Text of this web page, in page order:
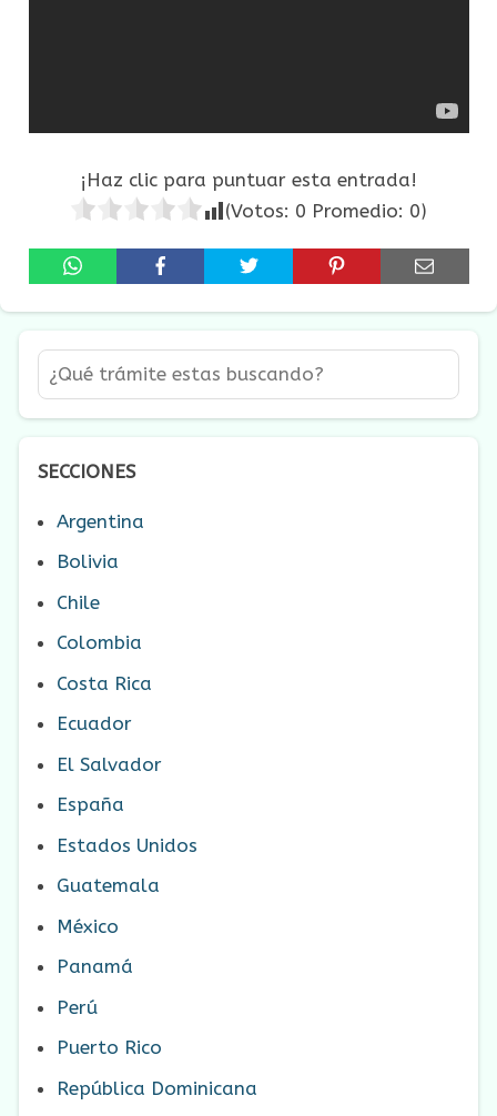
¡Haz clic para puntuar esta entrada!
(Votos: 0 Promedio: 0)
SECCIONES
Argentina
Bolivia
Chile
Colombia
Costa Rica
Ecuador
El Salvador
España
Estados Unidos
Guatemala
México
Panamá
Perú
Puerto Rico
República Dominicana